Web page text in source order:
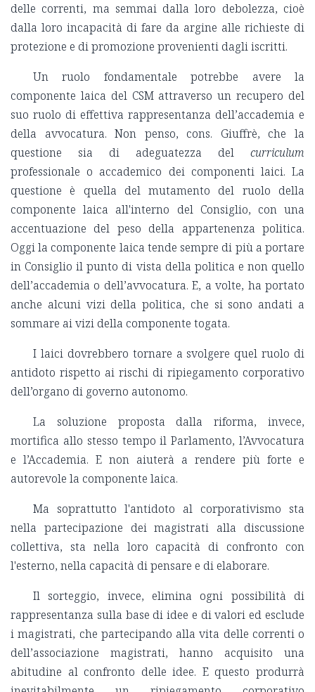
delle correnti, ma semmai dalla loro debolezza, cioè
dalla loro incapacità di fare da argine alle richieste di
protezione e di promozione provenienti dagli iscritti.
Un ruolo fondamentale potrebbe avere la
componente laica del CSM attraverso un recupero del
suo ruolo di effettiva rappresentanza dell’accademia e
della avvocatura. Non penso, cons. Giuffrè, che la
questione sia di adeguatezza del curriculum
professionale o accademico dei componenti laici. La
questione è quella del mutamento del ruolo della
componente laica all'interno del Consiglio, con una
accentuazione del peso della appartenenza politica.
Oggi la componente laica tende sempre di più a portare
in Consiglio il punto di vista della politica e non quello
dell’accademia o dell’avvocatura. E, a volte, ha portato
anche alcuni vizi della politica, che si sono andati a
sommare ai vizi della componente togata.
I laici dovrebbero tornare a svolgere quel ruolo di
antidoto rispetto ai rischi di ripiegamento corporativo
dell’organo di governo autonomo.
La soluzione proposta dalla riforma, invece,
mortifica allo stesso tempo il Parlamento, l’Avvocatura
e l’Accademia. E non aiuterà a rendere più forte e
autorevole la componente laica.
Ma soprattutto l'antidoto al corporativismo sta
nella partecipazione dei magistrati alla discussione
collettiva, sta nella loro capacità di confronto con
l'esterno, nella capacità di pensare e di elaborare.
Il sorteggio, invece, elimina ogni possibilità di
rappresentanza sulla base di idee e di valori ed esclude
i magistrati, che partecipando alla vita delle correnti o
dell’associazione magistrati, hanno acquisito una
abitudine al confronto delle idee. E questo produrrà